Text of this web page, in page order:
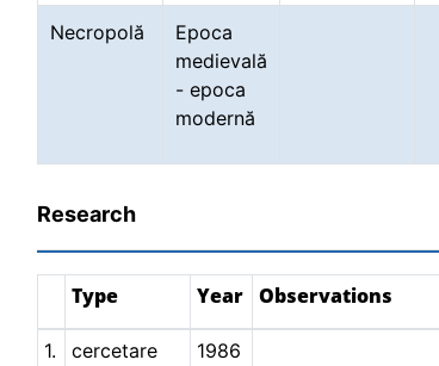
Necropolă
Epoca
medievală
- epoca
modernă
Research
Type Year Observations
1.
cercetare
1986